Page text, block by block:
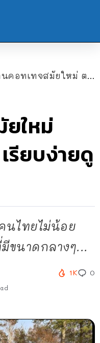
ทเทจสมัยใหม่ ตกแต่งด้วยไม้ เรียบง่ายดูสบายตา
ใหม่
รียบง่ายดู
นไทยไม่น้อย
ขนาดกลางๆ...
1K 0